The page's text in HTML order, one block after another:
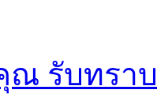
ณ รับทราบ